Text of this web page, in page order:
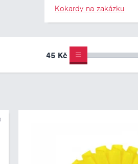
Kokardy na zakázku
45 Kč